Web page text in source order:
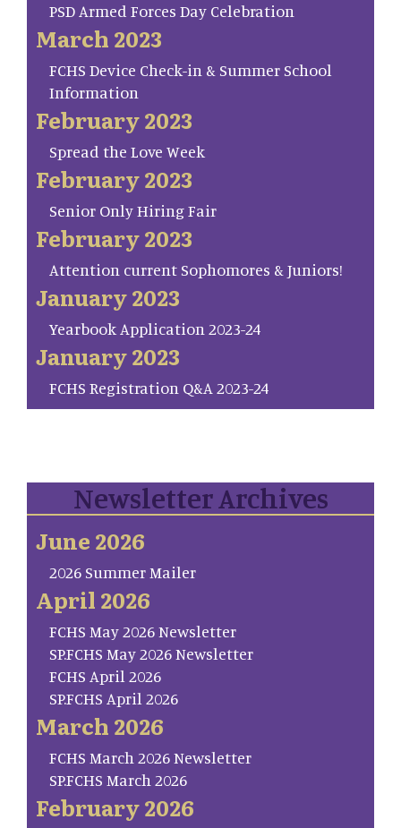
PSD Armed Forces Day Celebration
March 2023
FCHS Device Check-in & Summer School
Information
February 2023
Spread the Love Week
February 2023
Senior Only Hiring Fair
February 2023
Attention current Sophomores & Juniors!
January 2023
Yearbook Application 2023-24
January 2023
FCHS Registration Q&A 2023-24
Newsletter Archives
June 2026
2026 Summer Mailer
April 2026
FCHS May 2026 Newsletter
SP.FCHS May 2026 Newsletter
FCHS April 2026
SP.FCHS April 2026
March 2026
FCHS March 2026 Newsletter
SP.FCHS March 2026
February 2026